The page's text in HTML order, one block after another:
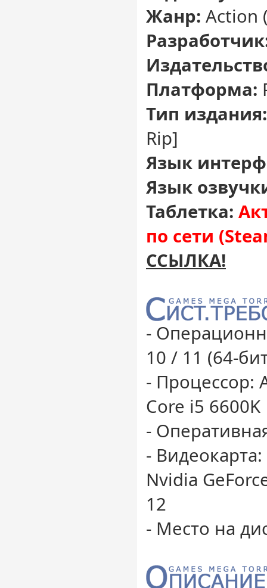
Жанр: Action
Платформа:
Тип издания:
Rip]
Язык
Язык
Таблетка:
по сети
ССЫЛКА!
-
10 / 11 (64-
- Процессор:
Core i5 6600K
-
-
Nvidia
12
- Место на